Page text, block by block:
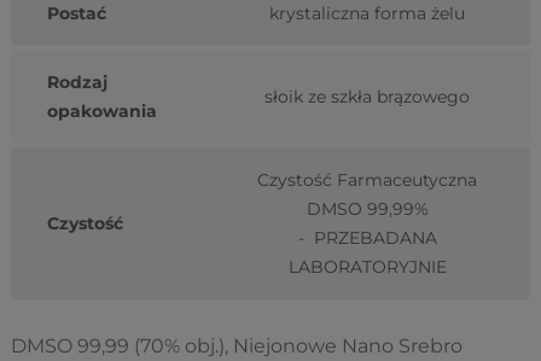
Postać krystaliczna forma żelu
Rodzaj
opakowania
słoik ze szkła brązowego
Czystość
Czystość Farmaceutyczna
DMSO 99,99%
- PRZEBADANA
LABORATORYJNIE
DMSO 99,99 (70% obj.), Niejonowe Nano Srebro